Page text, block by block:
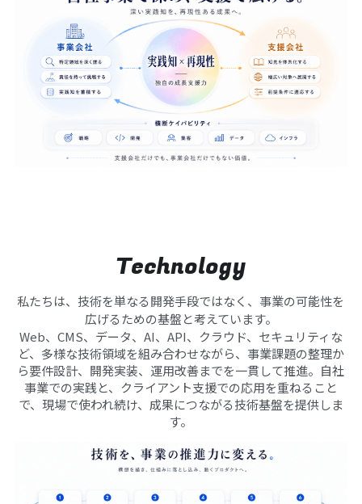
Technology
私たちは、技術を単なる開発手段ではなく、事業の可能性を
広げるための基盤と考えています。
Web、CMS、データ、AI、API、クラウド、セキュリティな
ど、多様な技術領域を組み合わせながら、事業課題の整理か
ら要件設計、開発実装、運用改善までを一貫して推進。自社
事業での実践と、クライアント支援での応用を重ねること
で、現場で使われ続け、成果につながる技術基盤を提供しま
す。